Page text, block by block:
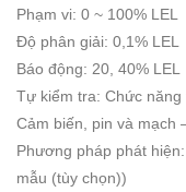
Phạm vi: 0 ~ 100% LEL
Độ phân giải: 0,1% LEL
Báo động: 20, 40% LEL
Tự kiểm tra: Chức
Cảm biến, pin và mạch
Phương pháp phát
mẫu (tùy chọn))